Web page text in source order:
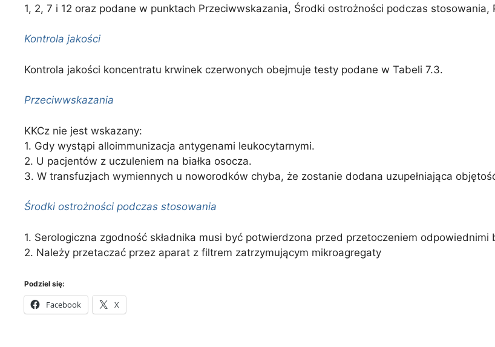
1, 2, 7 i 12 oraz podane w punktach Przeciwwskazania, Środki ostrożności podczas stosowania,
Kontrola jakości
Kontrola jakości koncentratu krwinek czerwonych obejmuje testy podane w Tabeli 7.3.
Przeciwwskazania
KKCz nie jest wskazany:
1. Gdy wystąpi alloimmunizacja antygenami leukocytarnymi.
2. U pacjentów z uczuleniem na białka osocza.
3. W transfuzjach wymiennych u noworodków chyba, że zostanie dodana uzupełniająca
Środki ostrożności podczas stosowania
1. Serologiczna zgodność składnika musi być potwierdzona przed przetoczeniem
2. Należy przetaczać przez aparat z filtrem zatrzymującym mikroagregaty
Podziel się:
Facebook X